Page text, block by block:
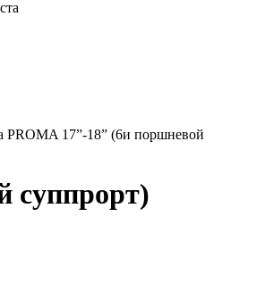
PROMA 17”-18” (6и поршневой
суппрорт)